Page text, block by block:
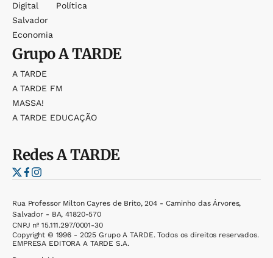
Digital
Salvador
Economia
Política
GrupoA TARDE
A TARDE
A TARDE FM
MASSA!
A TARDE EDUCAÇÃO
RedesA TARDE
Rua Professor Milton Cayres de Brito, 204 - Caminho das Árvores,
Salvador - BA, 41820-570
CNPJ nº 15.111.297/0001-30
Copyright © 1996 - 2025 Grupo A TARDE. Todos os direitos reservados.
EMPRESA EDITORA A TARDE S.A.